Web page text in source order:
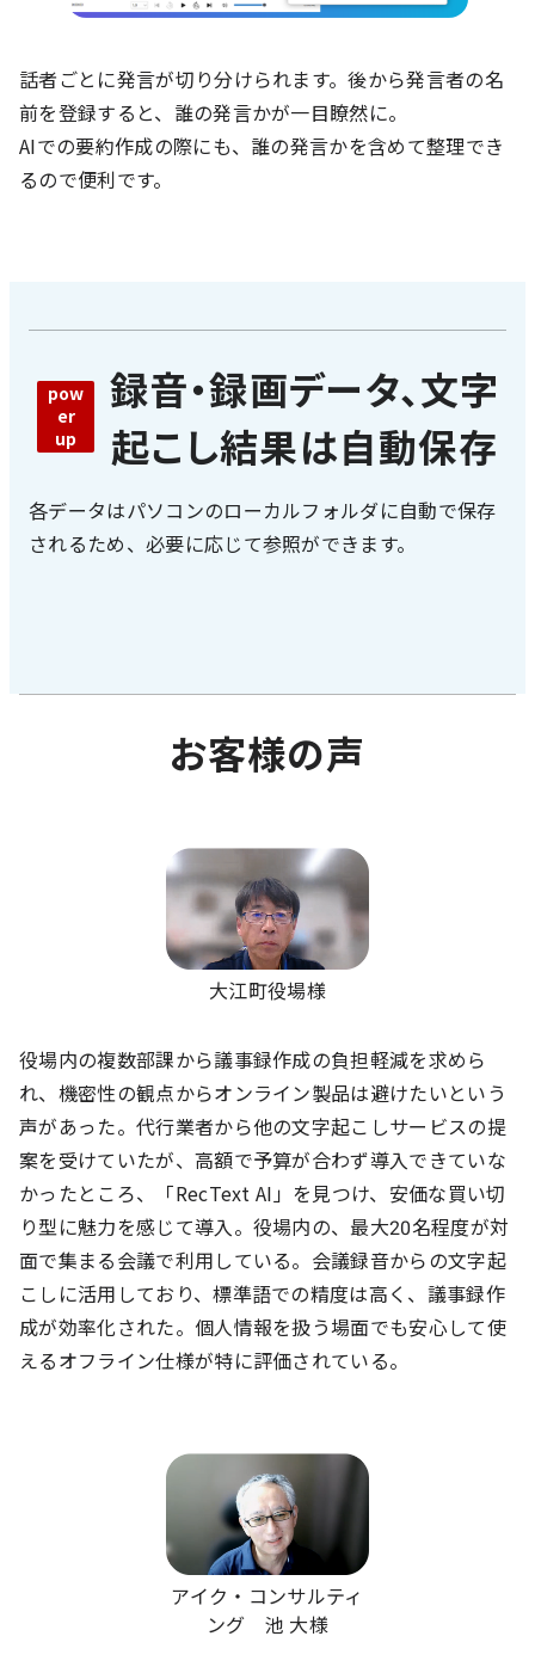
話者ごとに発言が切り分けられます。後から発言者の名
前を登録すると、誰の発言かが一目瞭然に。
AIでの要約作成の際にも、誰の発言かを含めて整理でき
るので便利です。
録音・録画データ、文字
起こし結果は自動保存
各データはパソコンのローカルフォルダに自動で保存
されるため、必要に応じて参照ができます。
お客様の声
大江町役場様
役場内の複数部課から議事録作成の負担軽減を求めら
れ、機密性の観点からオンライン製品は避けたいという
声があった。代行業者から他の文字起こしサービスの提
案を受けていたが、高額で予算が合わず導入できていな
かったところ、「RecText AI」を見つけ、安価な買い切
り型に魅力を感じて導入。役場内の、最大20名程度が対
面で集まる会議で利用している。会議録音からの文字起
こしに活用しており、標準語での精度は高く、議事録作
成が効率化された。個人情報を扱う場面でも安心して使
えるオフライン仕様が特に評価されている。
アイク・コンサルティ
ング 池 大様